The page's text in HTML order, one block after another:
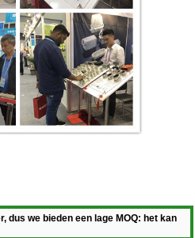
dus we bieden een lage MOQ: het kan